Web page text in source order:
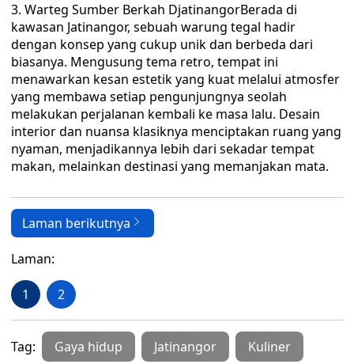
3. Warteg Sumber Berkah DjatinangorBerada di
kawasan Jatinangor, sebuah warung tegal hadir
dengan konsep yang cukup unik dan berbeda dari
biasanya. Mengusung tema retro, tempat ini
menawarkan kesan estetik yang kuat melalui atmosfer
yang membawa setiap pengunjungnya seolah
melakukan perjalanan kembali ke masa lalu. Desain
interior dan nuansa klasiknya menciptakan ruang yang
nyaman, menjadikannya lebih dari sekadar tempat
makan, melainkan destinasi yang memanjakan mata.
Laman berikutnya
Laman:
1 2
Tag: Gaya hidup Jatinangor Kuliner